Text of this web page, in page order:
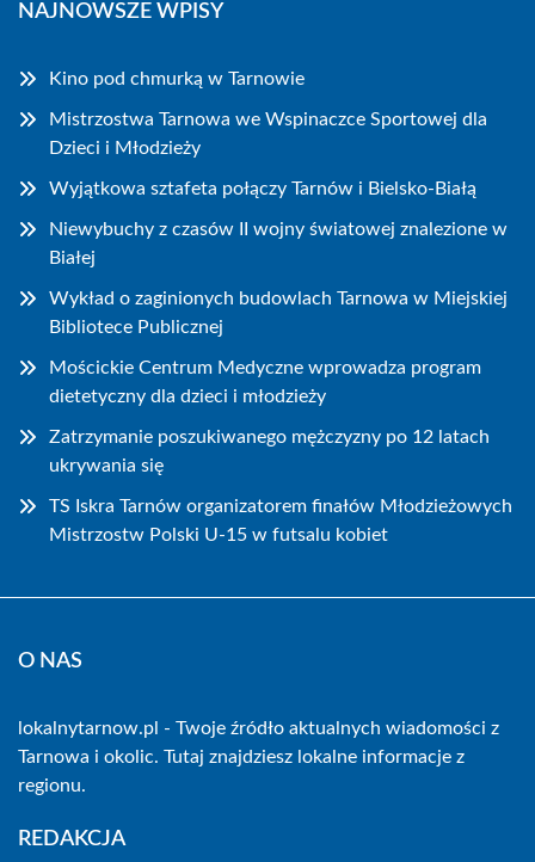
NAJNOWSZE WPISY
Kino pod chmurką w Tarnowie
Mistrzostwa Tarnowa we Wspinaczce Sportowej dla
Dzieci i Młodzieży
Wyjątkowa sztafeta połączy Tarnów i Bielsko-Białą
Niewybuchy z czasów II wojny światowej znalezione w
Białej
Wykład o zaginionych budowlach Tarnowa w Miejskiej
Bibliotece Publicznej
Mościckie Centrum Medyczne wprowadza program
dietetyczny dla dzieci i młodzieży
Zatrzymanie poszukiwanego mężczyzny po 12 latach
ukrywania się
TS Iskra Tarnów organizatorem finałów Młodzieżowych
Mistrzostw Polski U-15 w futsalu kobiet
O NAS
lokalnytarnow.pl - Twoje źródło aktualnych wiadomości z
Tarnowa i okolic. Tutaj znajdziesz lokalne informacje z
regionu.
REDAKCJA